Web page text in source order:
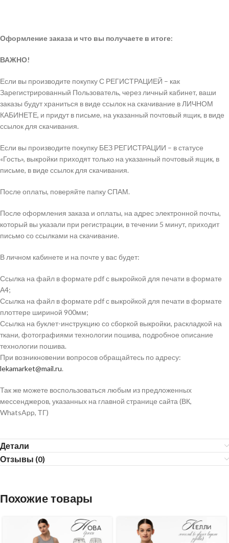
Оформление заказа и что вы получаете в итоге:
ВАЖНО!
Если вы производите покупку С РЕГИСТРАЦИЕЙ – как
Зарегистрированный Пользователь, через личный кабинет, ваши
заказы будут храниться в виде ссылок на скачивание в ЛИЧНОМ
КАБИНЕТЕ, и придут в письме, на указанный почтовый ящик, в виде
ссылок для скачивания.
Если вы производите покупку БЕЗ РЕГИСТРАЦИИ – в статусе
«Гость», выкройки приходят только на указанный почтовый ящик, в
письме, в виде ссылок для скачивания.
После оплаты, поверяйте папку СПАМ.
После оформления заказа и оплаты, на адрес электронной почты,
который вы указали при регистрации, в течении 5 минут, приходит
письмо со ссылками на скачивание.
В личном кабинете и на почте у вас будет:
Ссылка на файл в формате pdf с выкройкой для печати в формате
А4;
Ссылка на файл в формате pdf с выкройкой для печати в формате
плоттере шириной 900мм;
Ссылка на буклет-инструкцию со сборкой выкройки, раскладкой на
ткани, фотографиями технологии пошива, подробное описание
технологии пошива.
При возникновении вопросов обращайтесь по адресу:
lekamarket@mail.ru.
Так же можете воспользоваться любым из предложенных
мессенджеров, указанных на главной странице сайта (ВК,
WhatsApp, ТГ)
Детали
Отзывы (0)
Похожие товары